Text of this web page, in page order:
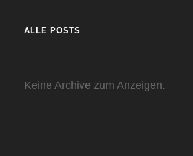
ALLE POSTS
Keine Archive zum Anzeigen.